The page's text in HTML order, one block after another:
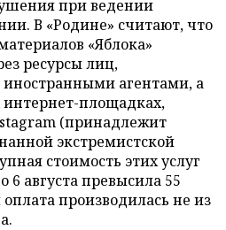
при ведении
В «Родине» считают, что
«Яблока»
ресурсы лиц,
агентами, а
площадках,
(принадлежит
экстремистской
стоимость этих услуг
6 августа превысила 55
производилась не из